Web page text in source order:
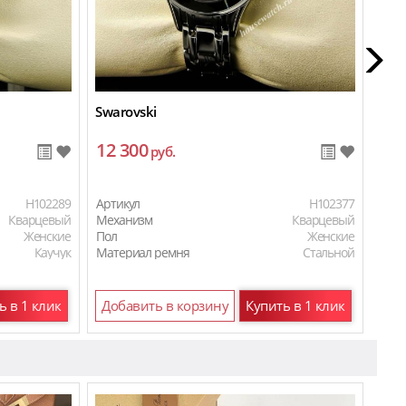
H102289
Кварцевый
Женские
Каучук
в 1 клик
Swarovski
12 300руб.
Артикул
H102377
Механизм
Кварцевый
Пол
Женские
Материал ремня
Стальной
Добавить в корзину Купить в 1 клик